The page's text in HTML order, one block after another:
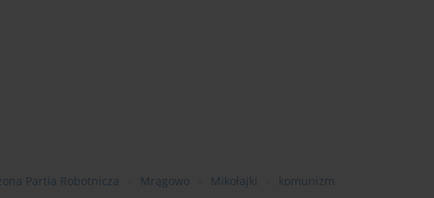
Partia Robotnicza Mrągowo Mikołajki komunizm